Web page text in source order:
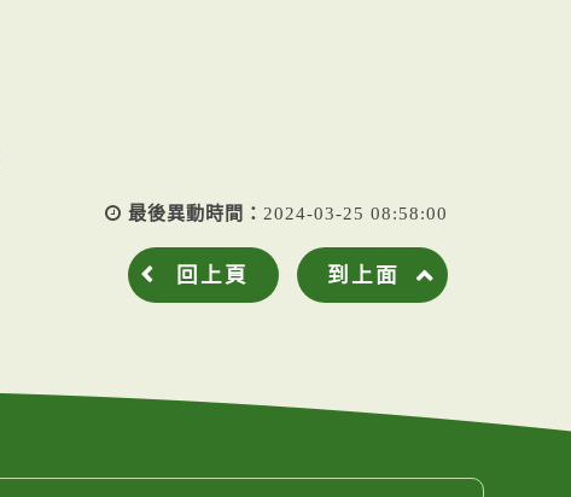
最後異動時間： 2024-03-25 08:58:00
回上頁 到上面